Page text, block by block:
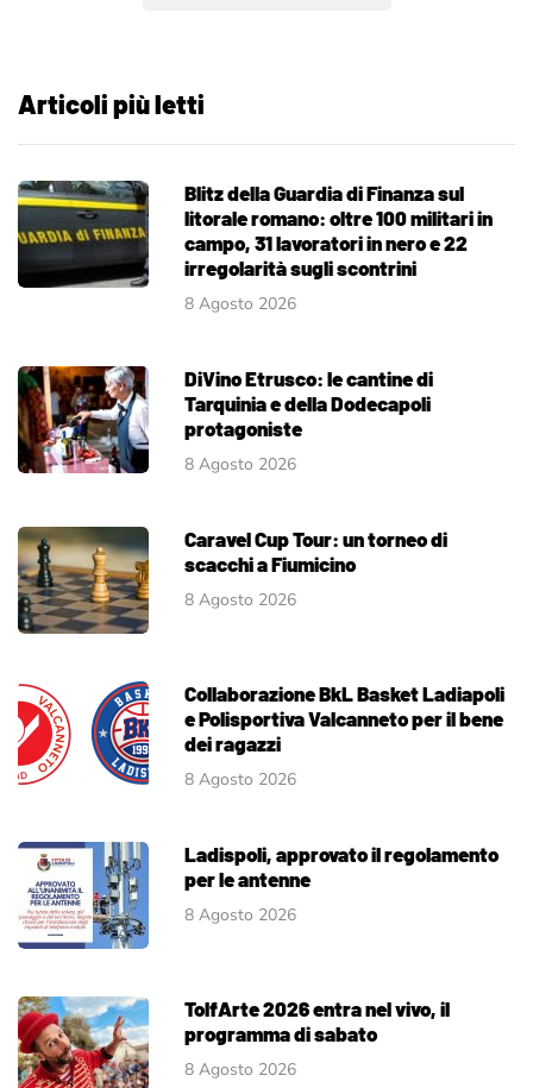
Articoli più letti
Blitz della Guardia di Finanza sul
litorale romano: oltre 100 militari in
campo, 31 lavoratori in nero e 22
irregolarità sugli scontrini
8 Agosto 2026
DiVino Etrusco: le cantine di
Tarquinia e della Dodecapoli
protagoniste
8 Agosto 2026
Caravel Cup Tour: un torneo di
scacchi a Fiumicino
8 Agosto 2026
Collaborazione BkL Basket Ladiapoli
e Polisportiva Valcanneto per il bene
dei ragazzi
8 Agosto 2026
Ladispoli, approvato il regolamento
per le antenne
8 Agosto 2026
TolfArte 2026 entra nel vivo, il
programma di sabato
8 Agosto 2026